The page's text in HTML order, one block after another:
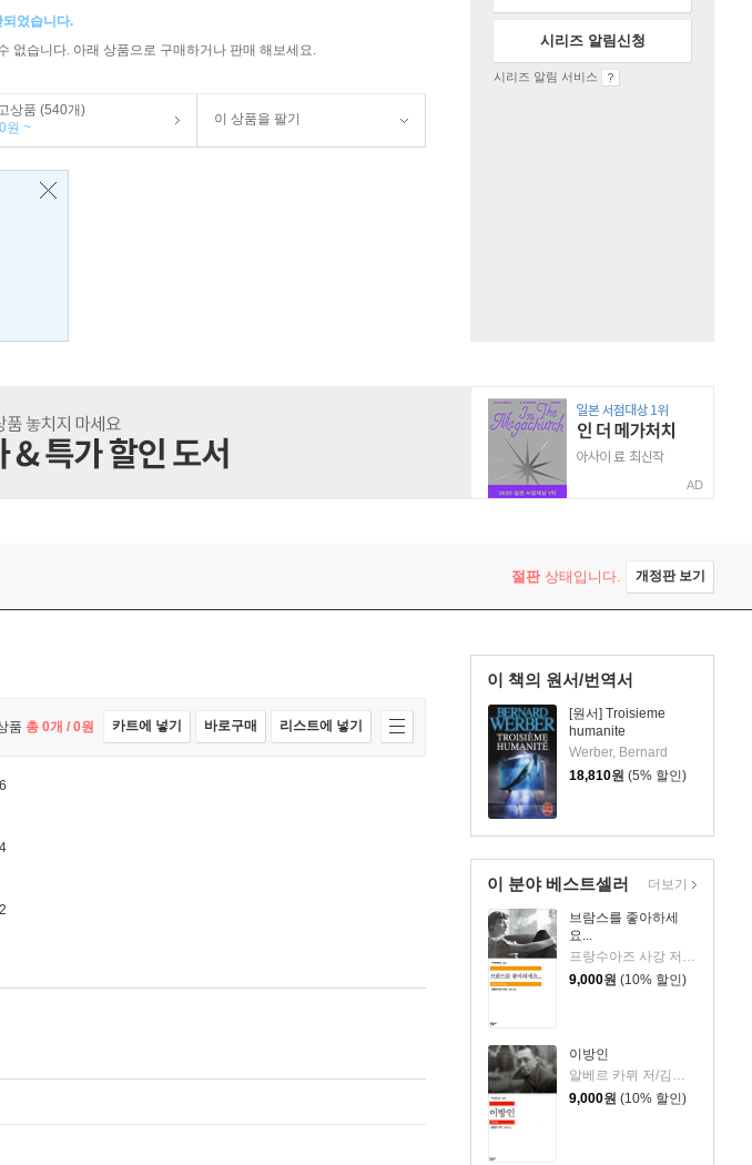
되었습니다.
없습니다. 아래 상품으로 구매하거나 판매 해보세요.
상품 (540개)
원 ~
이 상품을 팔기
시리즈 알림신청
시리즈 알림 서비스
AD
절판상태입니다. 개정판 보기
이 책의 원서/번역서
[원서] Troisieme
humanite
Werber, Bernard
18,810원 (5% 할인)
이 분야 베스트셀러
브람스를 좋아하세
요...
프랑수아즈 사강 저/김남주 역
9,000원 (10% 할인)
이방인
알베르 카뮈 저/김화영 역
9,000원 (10% 할인)
더보기
품 총 0개 / 0원 카트에 넣기 바로구매 리스트에 넣기